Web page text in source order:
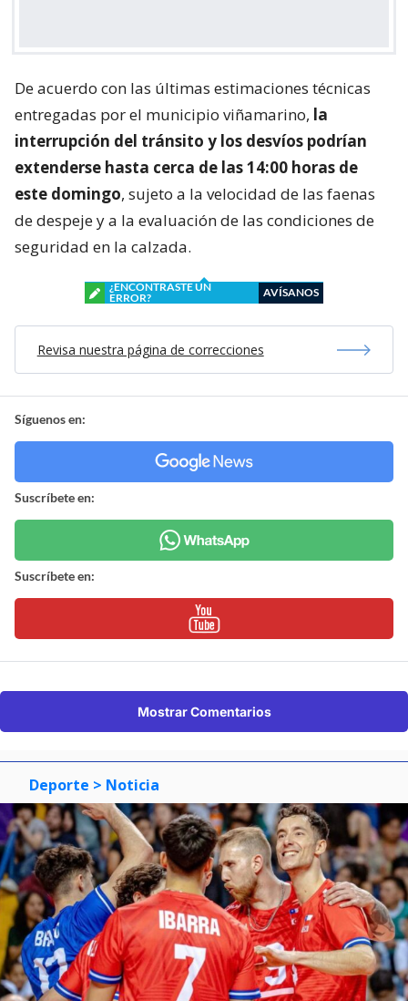
De acuerdo con las últimas estimaciones técnicas
entregadas por el municipio viñamarino, la
interrupción del tránsito y los desvíos podrían
extenderse hasta cerca de las 14:00 horas de
este domingo, sujeto a la velocidad de las faenas
de despeje y a la evaluación de las condiciones de
seguridad en la calzada.
¿ENCONTRASTE UN
ERROR?
AVÍSANOS
Revisa nuestra página de correcciones
Síguenos en:
Suscríbete en:
Suscríbete en:
Mostrar Comentarios
Deporte > Noticia